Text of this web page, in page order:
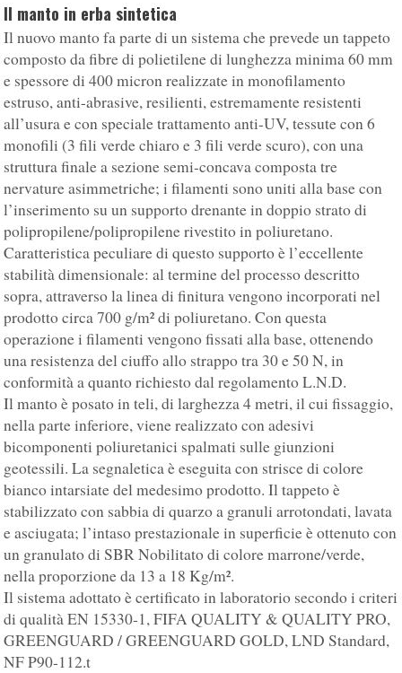
Il manto in erba sintetica
Il nuovo manto fa parte di un sistema che prevede un tappeto
composto da fibre di polietilene di lunghezza minima 60 mm
e spessore di 400 micron realizzate in monofilamento
estruso, anti-abrasive, resilienti, estremamente resistenti
all’usura e con speciale trattamento anti-UV, tessute con 6
monofili (3 fili verde chiaro e 3 fili verde scuro), con una
struttura finale a sezione semi-concava composta tre
nervature asimmetriche; i filamenti sono uniti alla base con
l’inserimento su un supporto drenante in doppio strato di
polipropilene/polipropilene rivestito in poliuretano.
Caratteristica peculiare di questo supporto è l’eccellente
stabilità dimensionale: al termine del processo descritto
sopra, attraverso la linea di finitura vengono incorporati nel
prodotto circa 700 g/m² di poliuretano. Con questa
operazione i filamenti vengono fissati alla base, ottenendo
una resistenza del ciuffo allo strappo tra 30 e 50 N, in
conformità a quanto richiesto dal regolamento L.N.D.
Il manto è posato in teli, di larghezza 4 metri, il cui fissaggio,
nella parte inferiore, viene realizzato con adesivi
bicomponenti poliuretanici spalmati sulle giunzioni
geotessili. La segnaletica è eseguita con strisce di colore
bianco intarsiate del medesimo prodotto. Il tappeto è
stabilizzato con sabbia di quarzo a granuli arrotondati, lavata
e asciugata; l’intaso prestazionale in superficie è ottenuto con
un granulato di SBR Nobilitato di colore marrone/verde,
nella proporzione da 13 a 18 Kg/m².
Il sistema adottato è certificato in laboratorio secondo i criteri
di qualità EN 15330-1, FIFA QUALITY & QUALITY PRO,
GREENGUARD / GREENGUARD GOLD, LND Standard,
NF P90-112.t